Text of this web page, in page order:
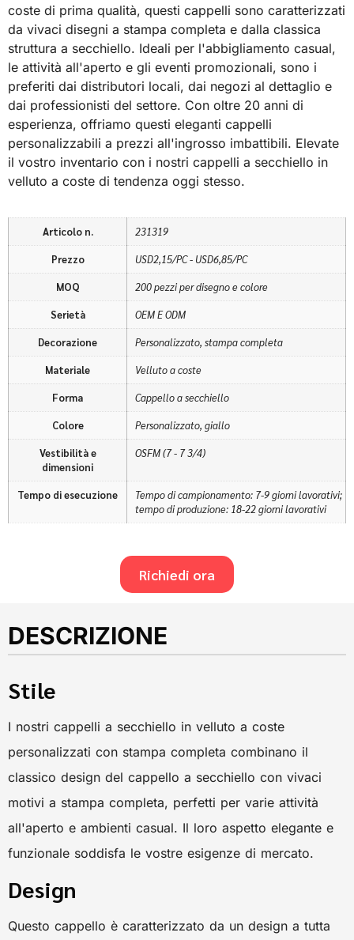
coste di prima qualità, questi cappelli sono caratterizzati
da vivaci disegni a stampa completa e dalla classica
struttura a secchiello. Ideali per l'abbigliamento casual,
le attività all'aperto e gli eventi promozionali, sono i
preferiti dai distributori locali, dai negozi al dettaglio e
dai professionisti del settore. Con oltre 20 anni di
esperienza, offriamo questi eleganti cappelli
personalizzabili a prezzi all'ingrosso imbattibili. Elevate
il vostro inventario con i nostri cappelli a secchiello in
velluto a coste di tendenza oggi stesso.
Articolo n. 231319
Prezzo USD2,15/PC - USD6,85/PC
MOQ 200 pezzi per disegno e colore
Serietà OEM E ODM
Decorazione Personalizzato, stampa completa
Materiale Velluto a coste
Forma Cappello a secchiello
Colore Personalizzato, giallo
Vestibilità e
dimensioni
OSFM (7 - 7 3/4)
Tempo di esecuzione
Tempo di campionamento: 7-9 giorni lavorativi;
tempo di produzione: 18-22 giorni lavorativi
Richiedi ora
DESCRIZIONE
Stile
I nostri cappelli a secchiello in velluto a coste
personalizzati con stampa completa combinano il
classico design del cappello a secchiello con vivaci
motivi a stampa completa, perfetti per varie attività
all'aperto e ambienti casual. Il loro aspetto elegante e
funzionale soddisfa le vostre esigenze di mercato.
Design
Questo cappello è caratterizzato da un design a tutta